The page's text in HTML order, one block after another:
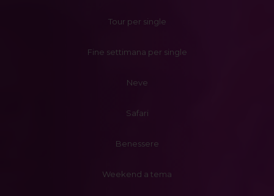
Tour per single
Fine settimana per single
Neve
Safari
Benessere
Weekend a tema